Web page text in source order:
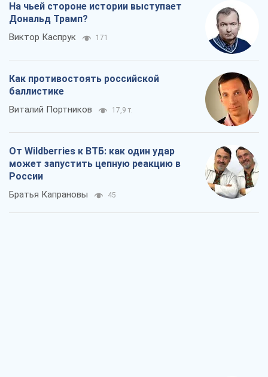
На чьей стороне истории выступает
Дональд Трамп?
Виктор Каспрук 171
Как противостоять российской
баллистике
Виталий Портников 17,9 т.
От Wildberries к ВТБ: как один удар
может запустить цепную реакцию в
России
Братья Капрановы 45